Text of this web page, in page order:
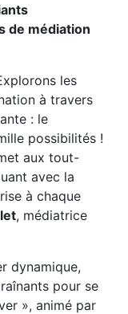
de médiation
les
à travers
: le
possibilités !
aux tout-
avec la
à chaque
, médiatrice
dynamique,
pour se
», animé par